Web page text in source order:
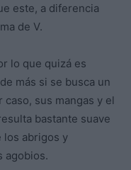
este, a diferencia
de V.
lo que quizá es
más si se busca un
sus mangas y el
bastante suave
los abrigos y
agobios.